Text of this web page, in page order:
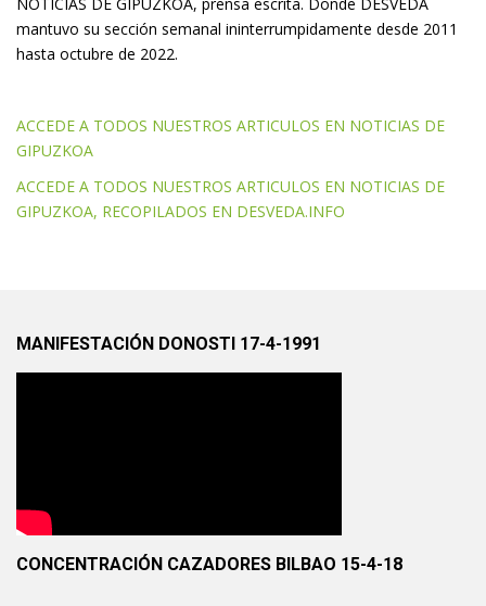
mantuvo su sección semanal ininterrumpidamente desde 2011
hasta octubre de 2022.
ACCEDE A TODOS NUESTROS ARTICULOS EN NOTICIAS DE
GIPUZKOA
ACCEDE A TODOS NUESTROS ARTICULOS EN NOTICIAS DE
GIPUZKOA, RECOPILADOS EN DESVEDA.INFO
MANIFESTACIÓN DONOSTI 17-4-1991
CONCENTRACIÓN CAZADORES BILBAO 15-4-18